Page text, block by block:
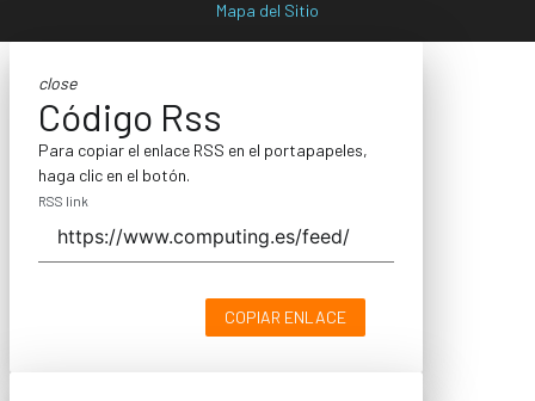
Mapa del Sitio
close
Código Rss
Para copiar el enlace RSS en el portapapeles,
haga clic en el botón.
RSS link
COPIAR ENLACE